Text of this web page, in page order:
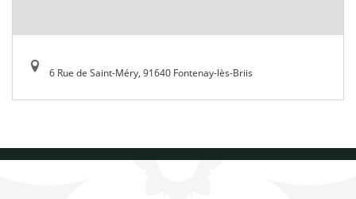
6 Rue de Saint-Méry, 91640 Fontenay-lès-Briis